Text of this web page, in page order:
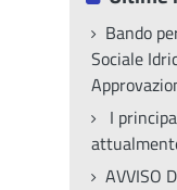
Bando
Sociale
I
AVVISO